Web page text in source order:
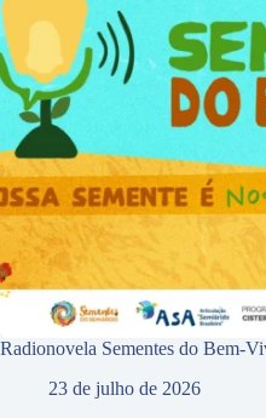
Radionovela Sementes do Bem-
23 de julho de 2026